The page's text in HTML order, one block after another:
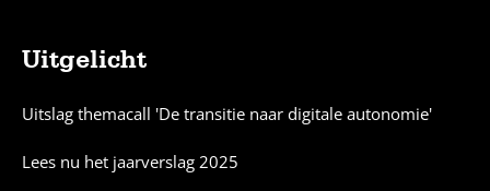
Uitgelicht
Uitslag themacall 'De transitie naar digitale autonomie'
Lees nu het jaarverslag 2025